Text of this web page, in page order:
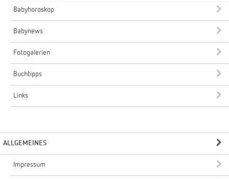
Babyhoroskop
Babynews
Fotogalerien
Buchtipps
Links
ALLGEMEINES
Impressum